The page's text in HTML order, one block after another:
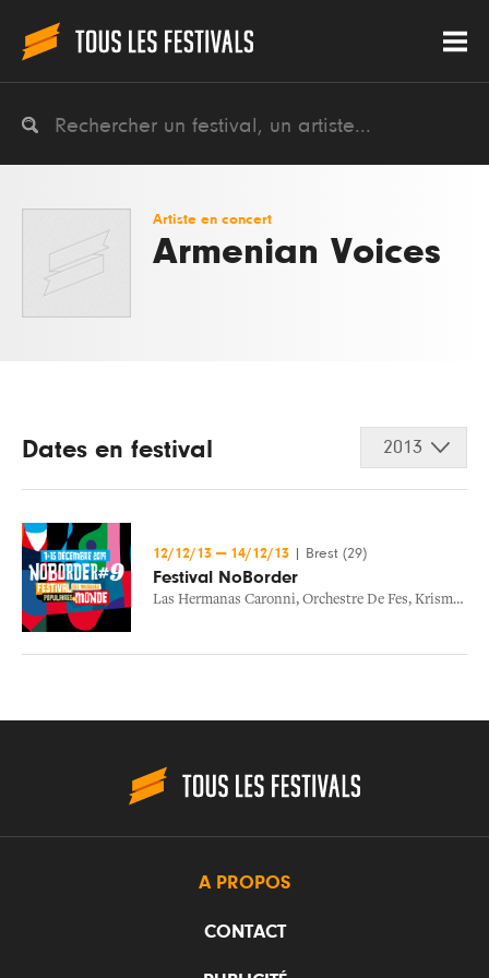
Artiste en concert
Armenian Voices
Dates en festival 2013
12/12/13 — 14/12/13 Brest (29)
Festival NoBorder
Las Hermanas Caronni, Orchestre De Fes, Krismenn & Alem
A PROPOS
CONTACT